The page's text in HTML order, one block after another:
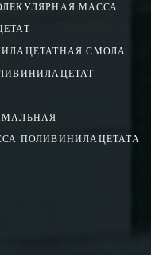
МАССА
СМОЛА
ПОЛИВИНИЛАЦЕТАТА